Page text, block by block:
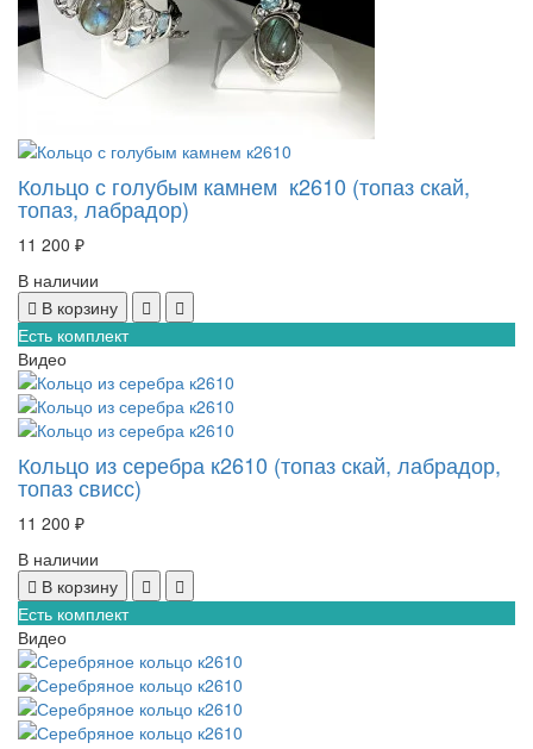
Кольцо с голубым камнем к2610 (топаз скай,
топаз, лабрадор)
11 200 ₽
В наличии
В корзину
Есть комплект
Видео
Кольцо из серебра к2610 (топаз скай, лабрадор,
топаз свисс)
11 200 ₽
В наличии
В корзину
Есть комплект
Видео